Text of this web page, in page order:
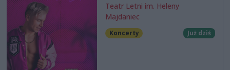
Teatr Letni im. Heleny
Majdaniec
Koncerty Już dziś